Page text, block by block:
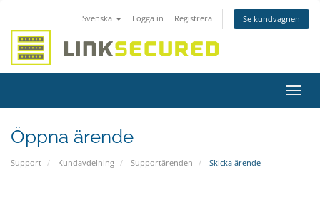
Svenska Logga in Registrera Se kundvagnen
Växla
Öppna ärende
Support Kundavdelning Supportärenden Skicka ärende